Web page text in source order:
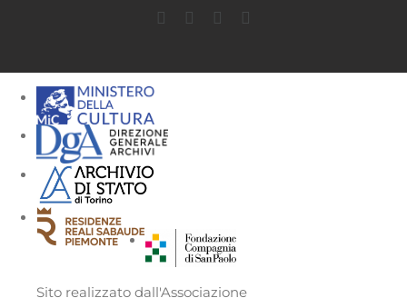
Facebook
TwitterYouTube
Sito realizzato dall'Associazione